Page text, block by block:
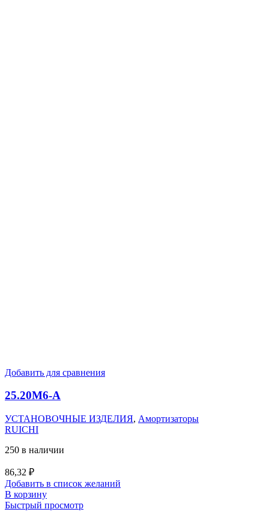
Добавить для сравнения
25.20M6-А
УСТАНОВОЧНЫЕ ИЗДЕЛИЯ, Амортизаторы
RUICHI
250 в наличии
86,32 ₽
Добавить в список желаний
В корзину
Быстрый просмотр